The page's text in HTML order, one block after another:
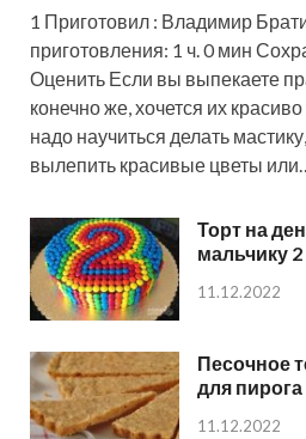
1 Приготовил : Владимир
приготовления: 1 ч. 0 мин
Оценить Если вы выпекаете
конечно же, хочется их
надо научиться делать
вылепить красивые цветы
Торт на
мальчику 2
11.12.2022
Песочное
для пирога
11.12.2022